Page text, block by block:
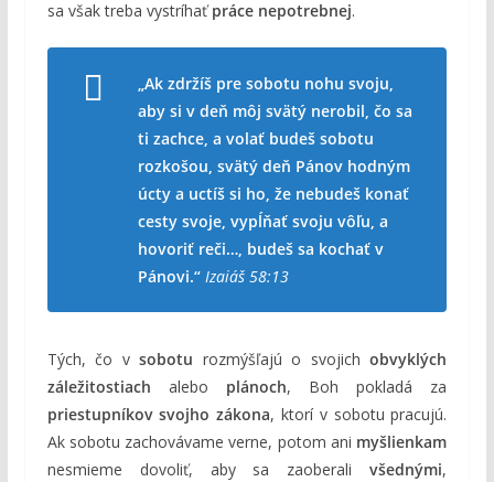
sa však treba vystríhaťpráce nepotrebnej.
„Ak zdržíš pre sobotu nohu svoju,
aby si v deň môj svätý nerobil, čo sa
ti zachce, a volať budeš sobotu
rozkošou, svätý deň Pánov hodným
úcty a uctíš si ho, že nebudeš konať
cesty svoje, vypĺňať svoju vôľu, a
hovoriť reči…, budeš sa kochať v
Pánovi.“ Izaiáš 58:13
Tých, čo vsobotu rozmýšľajú o svojichobvyklých
záležitostiach alebo plánoch, Boh pokladá za
priestupníkov svojho zákona, ktorí v sobotu pracujú.
Ak sobotu zachovávame verne, potom ani myšlienkam
nesmieme dovoliť, aby sa zaoberalivšednými,